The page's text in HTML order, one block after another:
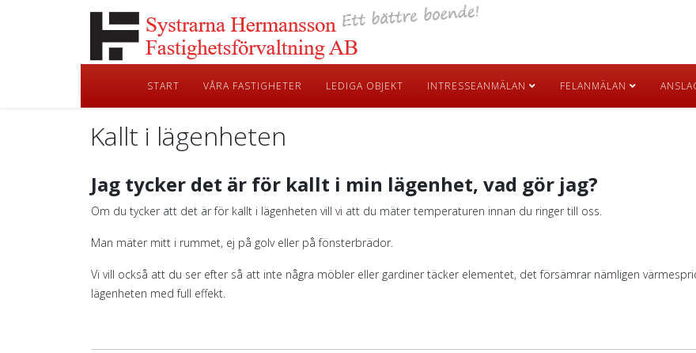
START VÅRA FASTIGHETER LEDIGA OBJEKT INTRESSEANMÄLAN FELANMÄLAN
Kallt i lägenheten
Jag tycker det är för kallt i min lägenhet, vad gör jag?
Om du tycker att det är för kallt i lägenheten vill vi att du mäter temperaturen innan du ringer till oss.
Man mäter mitt i rummet, ej på golv eller på fönsterbrädor.
Vi vill också att du ser efter så att inte några möbler eller gardiner täcker elementet, det försämrar nämligen
lägenheten med full effekt.